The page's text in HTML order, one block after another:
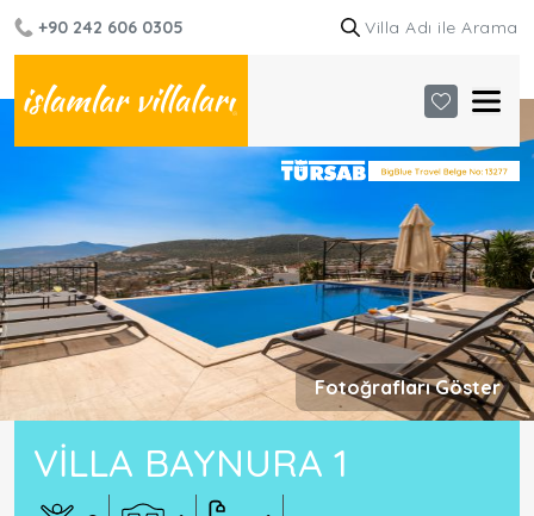
+90 242 606 0305
Fotoğrafları Göster
VILLA BAYNURA 1